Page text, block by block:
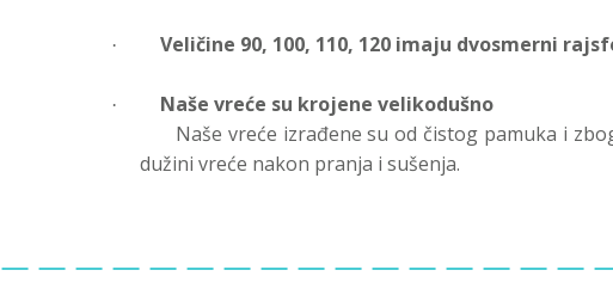
· Veličine 90, 100, 110, 120 imaju dvosmerni
·
Naše vreće su krojene velikodušno
Naše vreće izrađene su od čistog pamuka i
dužini vreće nakon pranja i sušenja.